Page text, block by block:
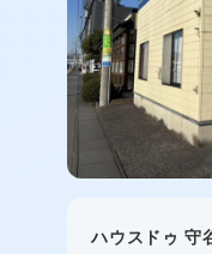
ハウスドゥ 守